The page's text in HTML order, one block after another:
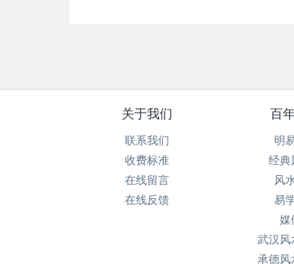
关于我们
联系我们
收费标准
在线留言
在线反馈
百
明
经典
风
易
媒
武汉风
承德风